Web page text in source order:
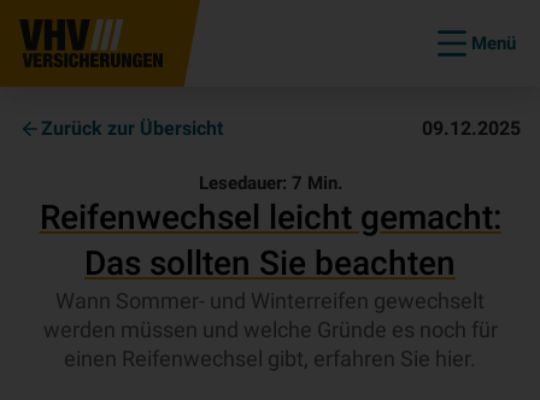
Menü
Zurück zur Übersicht 09.12.2025
Lesedauer: 7 Min.
Reifenwechsel leicht gemacht:
Das sollten Sie beachten
Wann Sommer- und Winterreifen gewechselt
werden müssen und welche Gründe es noch für
einen Reifenwechsel gibt, erfahren Sie hier.